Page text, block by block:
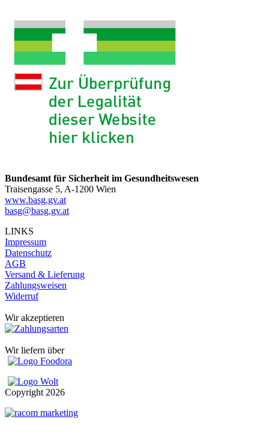
Bundesamt für Sicherheit im Gesundheitswesen
Traisengasse 5, A-1200 Wien
www.basg.gv.at
basg@basg.gv.at
LINKS
Impressum
Datenschutz
AGB
Versand & Lieferung
Zahlungsweisen
Widerruf
Wir akzeptieren
Wir liefern über
Copyright 2026